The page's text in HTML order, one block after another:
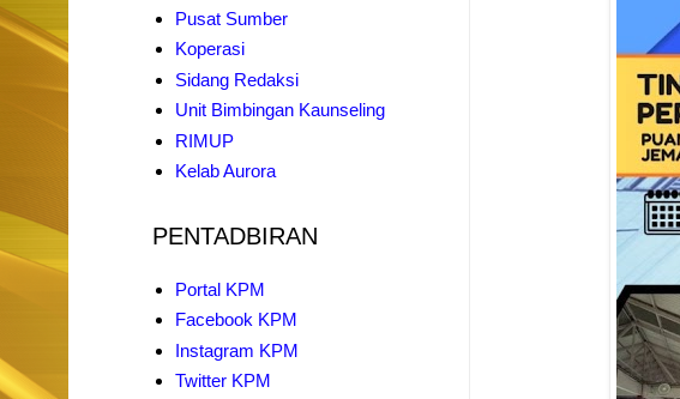
Pusat Sumber
Koperasi
Sidang Redaksi
Unit Bimbingan Kaunseling
RIMUP
Kelab Aurora
PENTADBIRAN
Portal KPM
Facebook KPM
Instagram KPM
Twitter KPM